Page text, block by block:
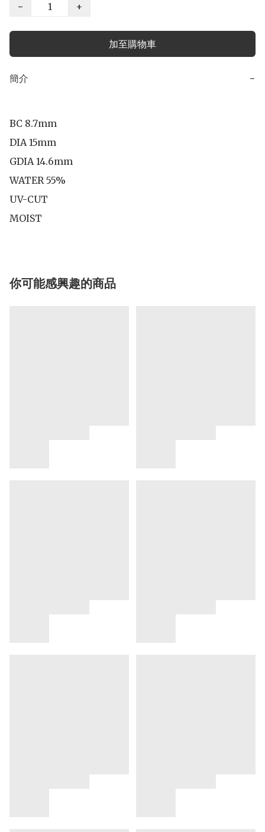
−
+
加至購物車
簡介 −
BC 8.7mm
DIA 15mm
GDIA 14.6mm
WATER 55%
UV-CUT
你可能感興趣的商品